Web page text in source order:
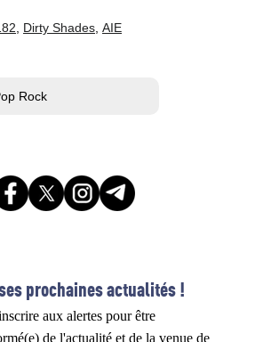
, Dirty Shades, AIE
Rock
prochaines actualités !
aux alertes pour être
de l'actualité et de la venue de